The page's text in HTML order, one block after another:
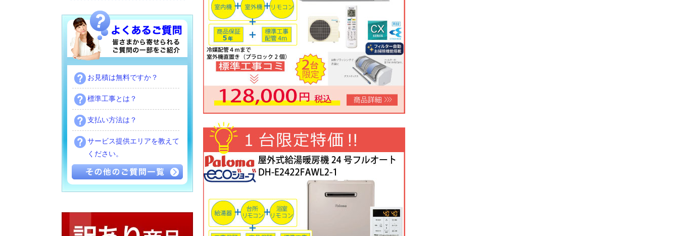
お見積は無料ですか？
標準工事とは？
支払い方法は？
サービス提供エリアを教えて
ください。